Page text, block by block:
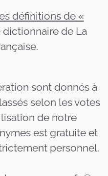
définitions de «
de La
sont donnés à
selon les votes
de notre
est gratuite et
personnel.